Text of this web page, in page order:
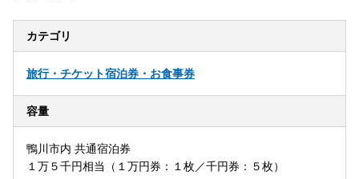
カテゴリ
旅行・チケット宿泊券・お食事券
容量
鴨川市内 共通宿泊券
１万５千円相当（１万円券：１枚／千円券：５枚）